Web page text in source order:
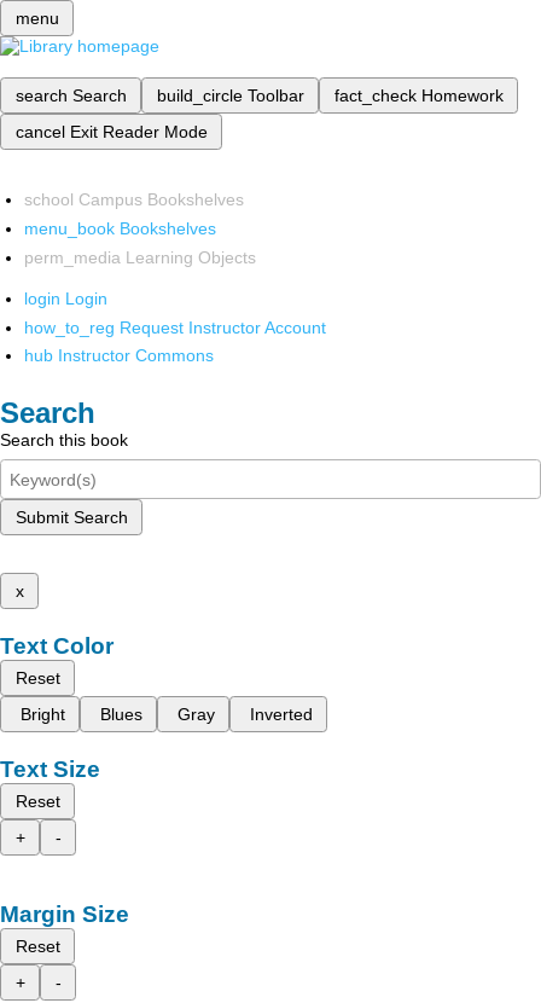
menu
search Search build_circle Toolbar fact_check Homework
cancel Exit Reader Mode
school Campus Bookshelves
menu_book Bookshelves
perm_media Learning Objects
login Login
how_to_reg Request Instructor Account
hub Instructor Commons
Search
Search this book
Submit Search
x
Text Color
Reset
Bright
Blues Gray Inverted
Text Size
Reset
+
-
Margin Size
Reset
+
-